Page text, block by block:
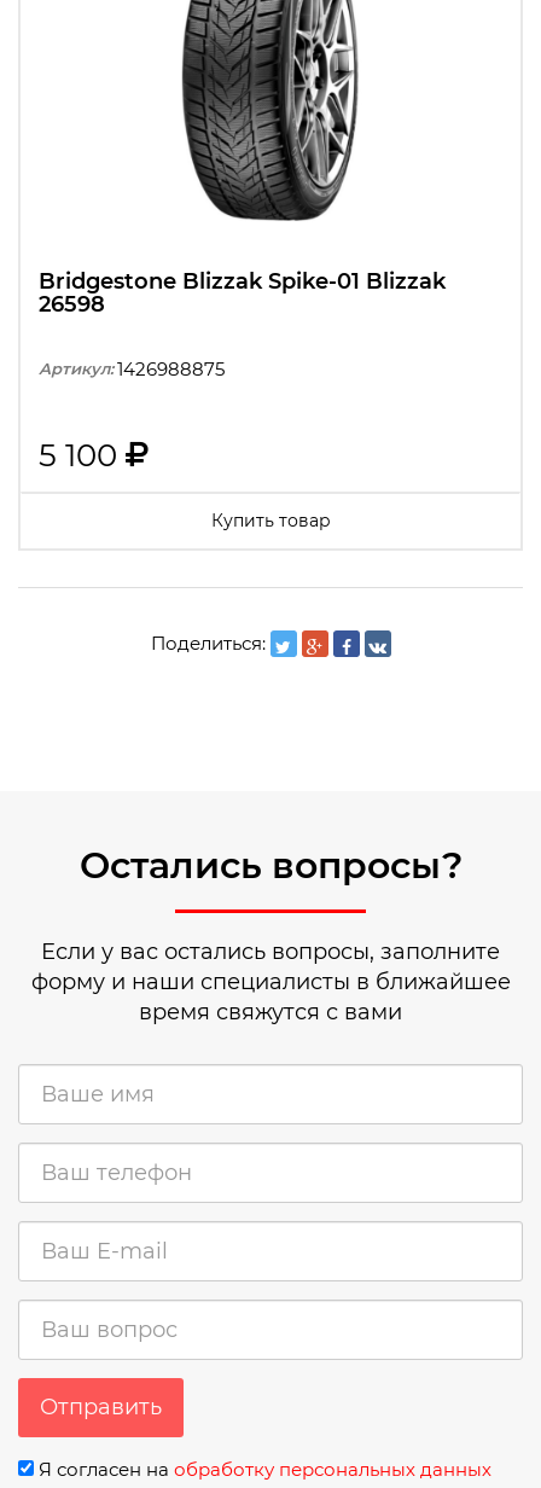
Bridgestone Blizzak Spike-01 Blizzak
26598
Артикул:1426988875
5 100
Купить товар
Поделиться:
Остались вопросы?
Если у вас остались вопросы, заполните
форму и наши специалисты в ближайшее
время свяжутся с вами
Отправить
Я согласен на обработку персональных данных